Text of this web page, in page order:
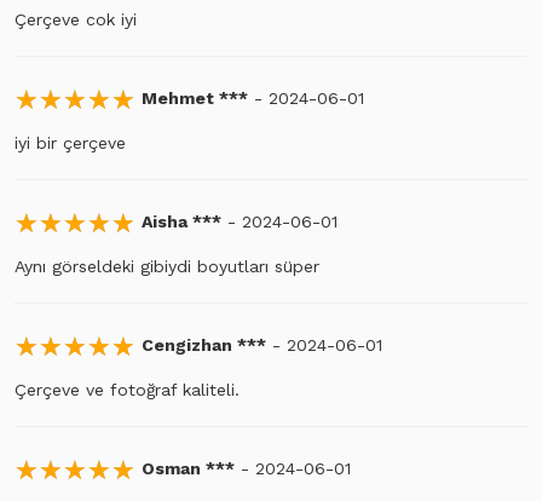
Çerçeve cok iyi
☆☆☆☆☆
★★★★★ Mehmet *** - 2024-06-01
iyi bir çerçeve
☆☆☆☆☆
★★★★★ Aisha *** - 2024-06-01
Aynı görseldeki gibiydi boyutları süper
☆☆☆☆☆
★★★★★ Cengizhan *** - 2024-06-01
Çerçeve ve fotoğraf kaliteli.
☆☆☆☆☆
★★★★★ Osman *** - 2024-06-01